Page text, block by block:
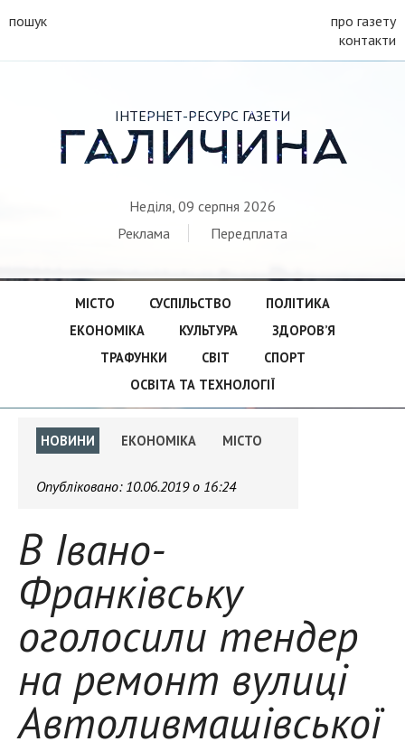
пошук
про газету
контакти
ІНТЕРНЕТ-РЕСУРС ГАЗЕТИ
ГАЛИЧИНА
Неділя, 09 серпня 2026
Реклама
Передплата
МІСТО СУСПІЛЬСТВО
ПОЛІТИКА
ЕКОНОМІКА
КУЛЬТУРА
ЗДОРОВ’Я
ТРАФУНКИ
СВІТ
СПОРТ
ОСВІТА ТА ТЕХНОЛОГІЇ
НОВИНИ ЕКОНОМІКА МІСТО
Опубліковано: 10.06.2019 о 16:24
В Івано-
Франківську
оголосили тендер
на ремонт вулиці
Автоливмашівської